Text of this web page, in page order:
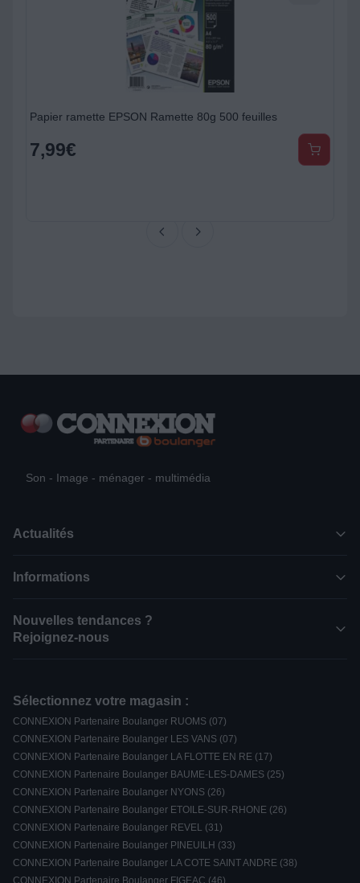
Papier ramette EPSON Ramette 80g 500 feuilles
7,99€
Son - Image - ménager - multimédia
Actualités
Informations
Nouvelles tendances ?
Rejoignez-nous
Sélectionnez votre magasin :
CONNEXION Partenaire Boulanger RUOMS (07)
CONNEXION Partenaire Boulanger LES VANS (07)
CONNEXION Partenaire Boulanger LA FLOTTE EN RE (17)
CONNEXION Partenaire Boulanger BAUME-LES-DAMES (25)
CONNEXION Partenaire Boulanger NYONS (26)
CONNEXION Partenaire Boulanger ETOILE-SUR-RHONE (26)
CONNEXION Partenaire Boulanger REVEL (31)
CONNEXION Partenaire Boulanger PINEUILH (33)
CONNEXION Partenaire Boulanger LA COTE SAINT ANDRE (38)
CONNEXION Partenaire Boulanger FIGEAC (46)